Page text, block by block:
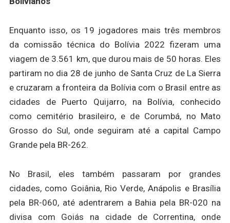
Enquanto isso, os 19 jogadores mais três membros
da comissão técnica do Bolívia 2022 fizeram uma
viagem de 3.561 km, que durou mais de 50 horas. Eles
partiram no dia 28 de junho de Santa Cruz de La Sierra
e cruzaram a fronteira da Bolívia com o Brasil entre as
cidades de Puerto Quijarro, na Bolívia, conhecido
como cemitério brasileiro, e de Corumbá, no Mato
Grosso do Sul, onde seguiram até a capital Campo
Grande pela BR-262.
No Brasil, eles também passaram por grandes
cidades, como Goiânia, Rio Verde, Anápolis e Brasília
pela BR-060, até adentrarem a Bahia pela BR-020 na
divisa com Goiás na cidade de Correntina, onde